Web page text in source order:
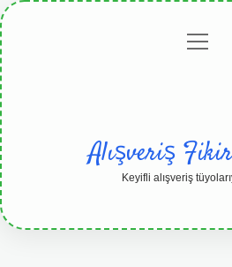
Gizlilikmenüyü
Alışveriş
Keyifli alışveriş